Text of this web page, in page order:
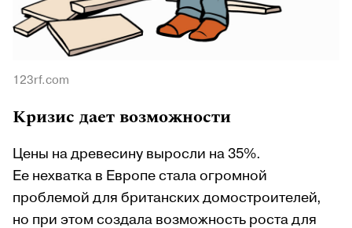
123rf.com
Кризис дает возможности
Цены на древесину выросли на 35%.
Ее нехватка в Европе стала огромной
проблемой для британских домостроителей,
но при этом создала возможность роста для